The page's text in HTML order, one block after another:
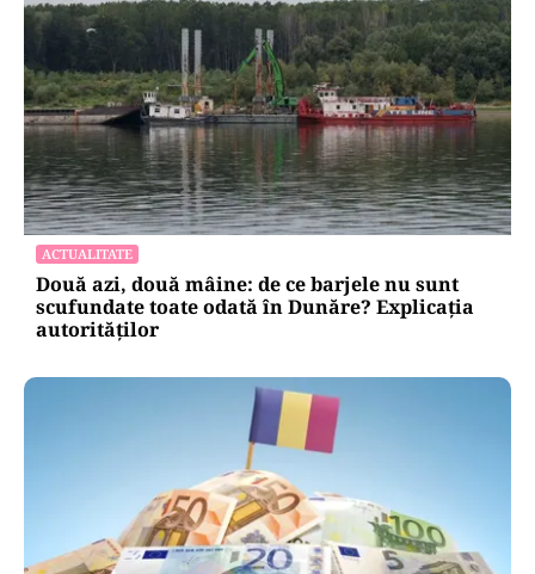
ACTUALITATE
Două azi, două mâine: de ce barjele nu sunt
scufundate toate odată în Dunăre? Explicația
autorităților